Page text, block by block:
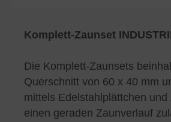
Komplett-Zaunset
Die Komplett-Zaunsets
Querschnitt von 60 x 40 mm
mittels Edelstahlplättchen
einen geraden Zaunverlauf